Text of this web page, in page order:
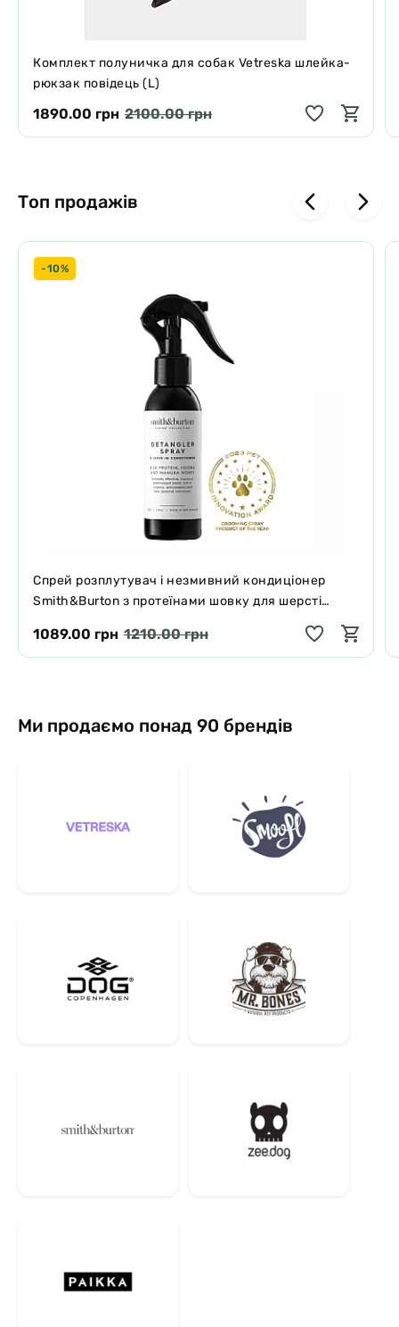
Комплект полуничка для собак Vetreska шлейка-
рюкзак повідець (L)
1890.00 грн 2100.00 грн
Топ продажів
-10%
Спрей розплутувач і незмивний кондиціонер
Smith&Burton з протеїнами шовку для шерсті
1089.00 грн 1210.00 грн
Ми продаємо понад 90 брендів